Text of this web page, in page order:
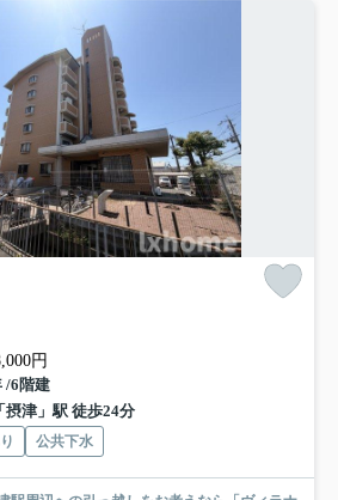
円
/6階建
津」駅 徒歩24分
公共下水